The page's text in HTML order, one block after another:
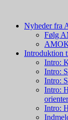
Nyheder fra
Følg
Introduktion
Intro:
Intro:
Intro:
Intro:
Intro: